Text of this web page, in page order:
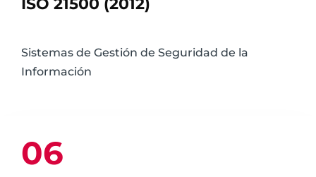
ISO 21500 (2012)
Sistemas de Gestión de Seguridad de la
Información
06